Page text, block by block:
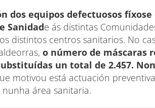
dos equipos defectuosos
Sanidade ás distintas
distintos centros sanitarios. No
o número de máscaras
un total de 2.457.
motivou está actuación
área sanitaria.